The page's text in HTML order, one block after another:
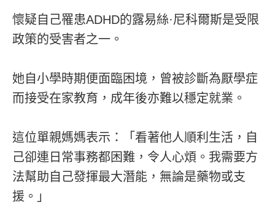
懷疑自己罹患ADHD的露易絲·尼科爾斯是受限
政策的受害者之一。
她自小學時期便面臨困境，曾被診斷為厭學症
而接受在家教育，成年後亦難以穩定就業。
這位單親媽媽表示：「看著他人順利生活，自
己卻連日常事務都困難，令人心煩。我需要方
法幫助自己發揮最大潛能，無論是藥物或支
援。」